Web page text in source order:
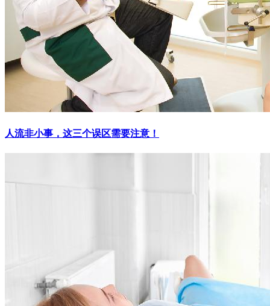
人流非小事，这三个误区需要注意！